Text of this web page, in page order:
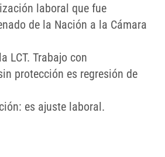
laboral que fue
de la Nación a la Cámara
LCT. Trabajo con
protección es regresión de
es ajuste laboral.